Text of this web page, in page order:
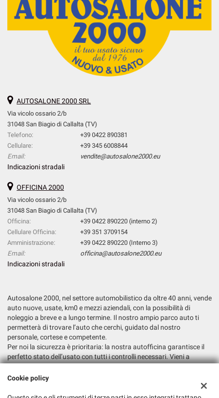
AUTOSALONE 2000 SRL
Via vicolo ossario 2/b
31048 San Biagio di Callalta (TV)
Telefono:
+39 0422 890381
Cellulare:
+39 345 6008844
Email:
vendite@autosalone2000.eu
Indicazioni stradali
OFFICINA 2000
Via vicolo ossario 2/b
31048 San Biagio di Callalta (TV)
Officina:
+39 0422 890220 (interno 2)
Cellulare Officina:
+39 351 3709154
Amministrazione:
+39 0422 890220 (Interno 3)
Email:
officina@autosalone2000.eu
Indicazioni stradali
Autosalone 2000, nel settore automobilistico da oltre 40 anni, vende
auto nuove, usate, km0 e mezzi aziendali, con la possibilità di
noleggio a breve e a lungo termine. Il nostro ampio parco auto ti
permetterà di trovare l’auto che cerchi, guidato dal nostro
personale, cortese e competente.
Per noi la sicurezza è prioritaria: la nostra autofficina garantisce il
perfetto stato dell’usato con tutti i controlli necessari. Vieni a
Cookie policy